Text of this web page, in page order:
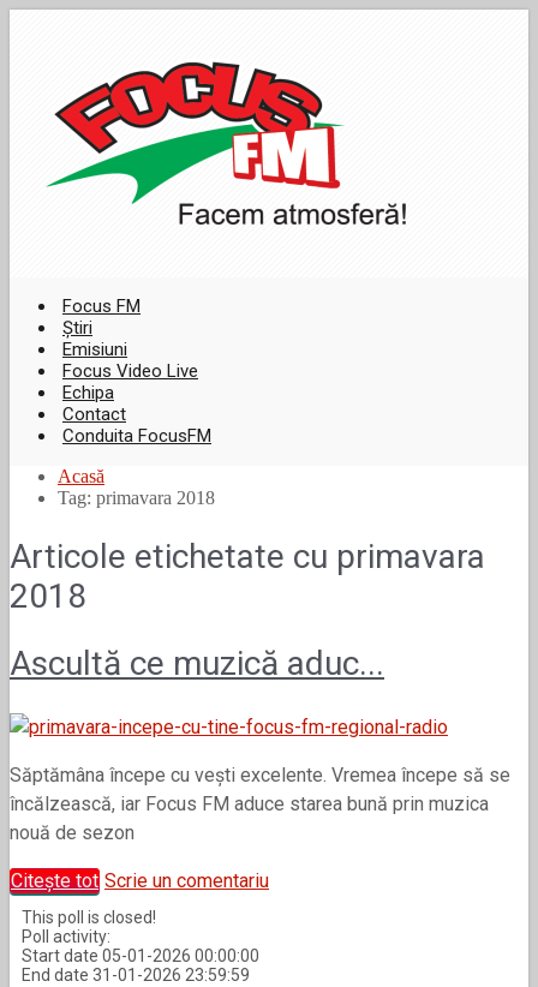
Focus FM
Știri
Emisiuni
Focus Video Live
Echipa
Contact
Conduita FocusFM
Acasă
Tag: primavara 2018
Articole etichetate cu primavara
2018
Ascultă ce muzică aduc...
Săptămâna începe cu vești excelente. Vremea începe să se
încălzească, iar Focus FM aduce starea bună prin muzica
nouă de sezon
Citește tot Scrie un comentariu
This poll is closed!
Poll activity:
Start date 05-01-2026 00:00:00
End date 31-01-2026 23:59:59